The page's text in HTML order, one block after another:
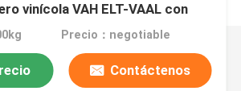
vinícola VAH ELT-VAAL con
Precio：negotiable
Contáctenos